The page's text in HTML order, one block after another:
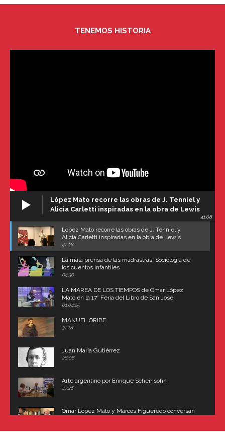
TENEMOS HISTORIA
López Mato recorre las obras de J. Tenniel y
Alicia Carletti inspiradas en la obra de Lewis
41:08
López Mato recorre las obras de J. Tenniel y
Alicia Carletti inspiradas en la obra de Lewis
Carroll
41:08
La mala prensa de las madrastras: Sociología de
los cuentos infantiles
04:30
LA MAREA DE LOS TIEMPOS de Omar López
Mato en la 17° Feria del Libro de San José
(Uruguay)
01:04:25
MANUEL ORIBE
31:28
Juan María Gutiérrez
26:08
Arte argentino por Enrique Scheinsohn
47:26
Omar López Mato y Marcos Figueredo conversan